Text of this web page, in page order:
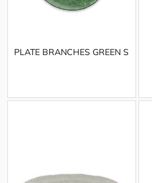
PLATE BRANCHES GREEN S